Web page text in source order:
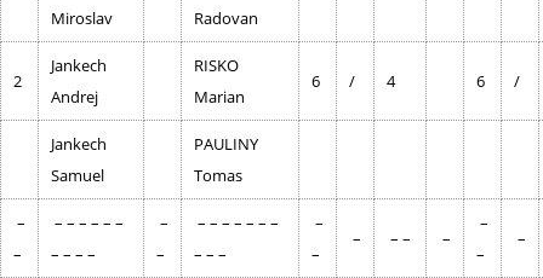
Miroslav
Radovan
2
Jankech
Andrej
RISKO
Marian
6 / 4 6 /
Jankech
Samuel
PAULINY
Tomas
–
–
– – – – – –
– – – –
–
–
– – – – – – –
– – –
–
–
– – – –
–
–
–